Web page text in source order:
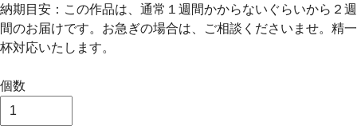
納期目安：この作品は、通常１週間かからないぐらいから２週
間のお届けです。お急ぎの場合は、ご相談くださいませ。精一
杯対応いたします。
個数